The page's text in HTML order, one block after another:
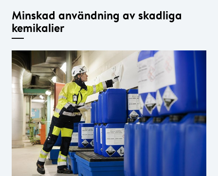
Minskad användning av skadliga
kemikalier